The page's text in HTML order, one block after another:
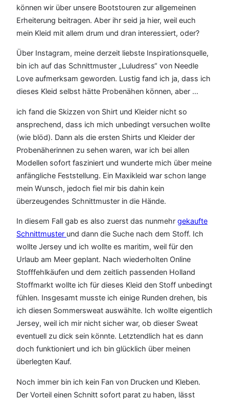
können wir über unsere Bootstouren zur allgemeinen
Erheiterung beitragen. Aber ihr seid ja hier, weil euch
mein Kleid mit allem drum und dran interessiert, oder?
Über Instagram, meine derzeit liebste Inspirationsquelle,
bin ich auf das Schnittmuster „Luludress“ von Needle
Love aufmerksam geworden. Lustig fand ich ja, dass ich
dieses Kleid selbst hätte Probenähen können, aber …
ich fand die Skizzen von Shirt und Kleider nicht so
ansprechend, dass ich mich unbedingt versuchen wollte
(wie blöd). Dann als die ersten Shirts und Kleider der
Probenäherinnen zu sehen waren, war ich bei allen
Modellen sofort fasziniert und wunderte mich über meine
anfängliche Feststellung. Ein Maxikleid war schon lange
mein Wunsch, jedoch fiel mir bis dahin kein
überzeugendes Schnittmuster in die Hände.
In diesem Fall gab es also zuerst das nunmehr gekaufte
Schnittmuster und dann die Suche nach dem Stoff. Ich
wollte Jersey und ich wollte es maritim, weil für den
Urlaub am Meer geplant. Nach wiederholten Online
Stofffehlkäufen und dem zeitlich passenden Holland
Stoffmarkt wollte ich für dieses Kleid den Stoff unbedingt
fühlen. Insgesamt musste ich einige Runden drehen, bis
ich diesen Sommersweat auswählte. Ich wollte eigentlich
Jersey, weil ich mir nicht sicher war, ob dieser Sweat
eventuell zu dick sein könnte. Letztendlich hat es dann
doch funktioniert und ich bin glücklich über meinen
überlegten Kauf.
Noch immer bin ich kein Fan von Drucken und Kleben.
Der Vorteil einen Schnitt sofort parat zu haben, lässt